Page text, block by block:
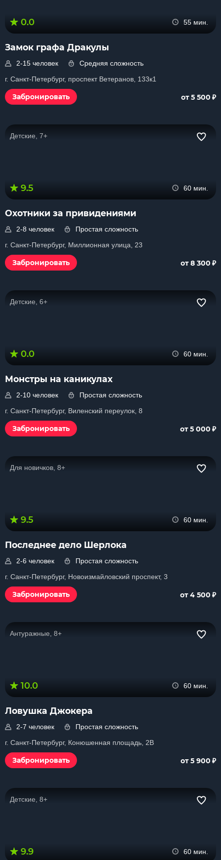
0.0 55 мин.
Замок графа Дракулы
2-15 человек
Средняя сложность
г. Санкт-Петербург, проспект Ветеранов, 133к1
Забронировать от 5 500 ₽
Детские, 7+
9.5 60 мин.
Охотники за привидениями
2-8 человек
Простая сложность
г. Санкт-Петербург, Миллионная улица, 23
Забронировать от 8 300 ₽
Детские, 6+
0.0 60 мин.
Монстры на каникулах
2-10 человек
Простая сложность
г. Санкт-Петербург, Виленский переулок, 8
Забронировать от 5 000 ₽
Для новичков, 8+
9.5 60 мин.
Последнее дело Шерлока
2-6 человек
Простая сложность
г. Санкт-Петербург, Новоизмайловский проспект, 3
Забронировать от 4 500 ₽
Антуражные, 8+
10.0 60 мин.
Ловушка Джокера
2-7 человек
Простая сложность
г. Санкт-Петербург, Конюшенная площадь, 2В
Забронировать от 5 900 ₽
Детские, 8+
9.9 60 мин.